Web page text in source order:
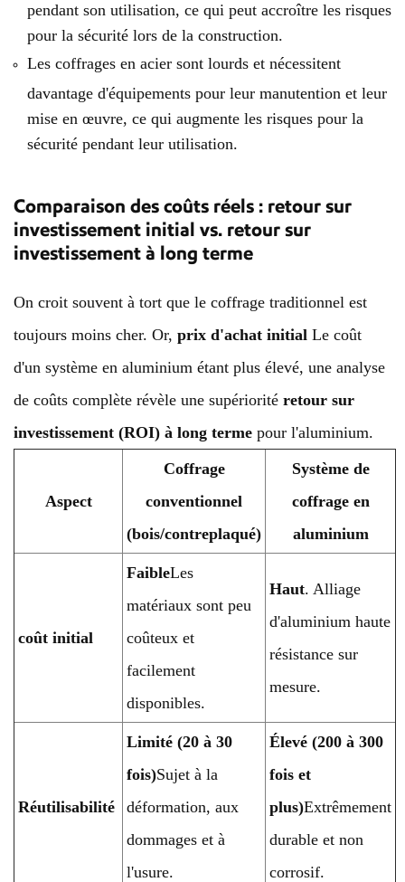
pendant son utilisation, ce qui peut accroître les risques
pour la sécurité lors de la construction.
Les coffrages en acier sont lourds et nécessitent
davantage d'équipements pour leur manutention et leur
mise en œuvre, ce qui augmente les risques pour la
sécurité pendant leur utilisation.
Comparaison des coûts réels : retour sur
investissement initial vs. retour sur
investissement à long terme
On croit souvent à tort que le coffrage traditionnel est
toujours moins cher. Or, prix d'achat initial Le coût
d'un système en aluminium étant plus élevé, une analyse
de coûts complète révèle une supériorité retour sur
investissement (ROI) à long terme pour l'aluminium.
Aspect
Coffrage
conventionnel
(bois/contreplaqué)
Système de
coffrage en
aluminium
coût initial
FaibleLes
matériaux sont peu
coûteux et
facilement
disponibles.
Haut. Alliage
d'aluminium haute
résistance sur
mesure.
Réutilisabilité
Limité (20 à 30
fois)Sujet à la
déformation, aux
dommages et à
l'usure.
Élevé (200 à 300
fois et
plus)Extrêmement
durable et non
corrosif.